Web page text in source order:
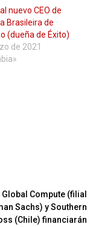
nuevo CEO de
Brasileira de
(dueña de Éxito)
de 2021
Global Compute (filial
Sachs) y Southern
(Chile) financiarán